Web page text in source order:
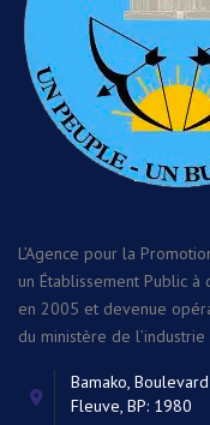
L’Agence pour la
un Établissement Public à
en 2005 et devenue
du ministère de
Bamako,
Fleuve, BP: 1980